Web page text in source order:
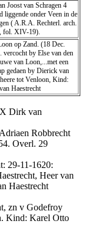
Joost van Schragen 4
liggende onder Veen in de
( A.R.A. Rechterl. arch.
fol. XIV-19).
op Zand. (18 Dec.
vercocht by Else van den
van Loon,...met een
gedaen by Dierick van
tot Venloon, Kind:
Haestrecht
Dirk van
Robbrecht
Overl. 29
29-11-1620:
Heer van
Haestrecht
zn v Godefroy
Kind: Karel Otto